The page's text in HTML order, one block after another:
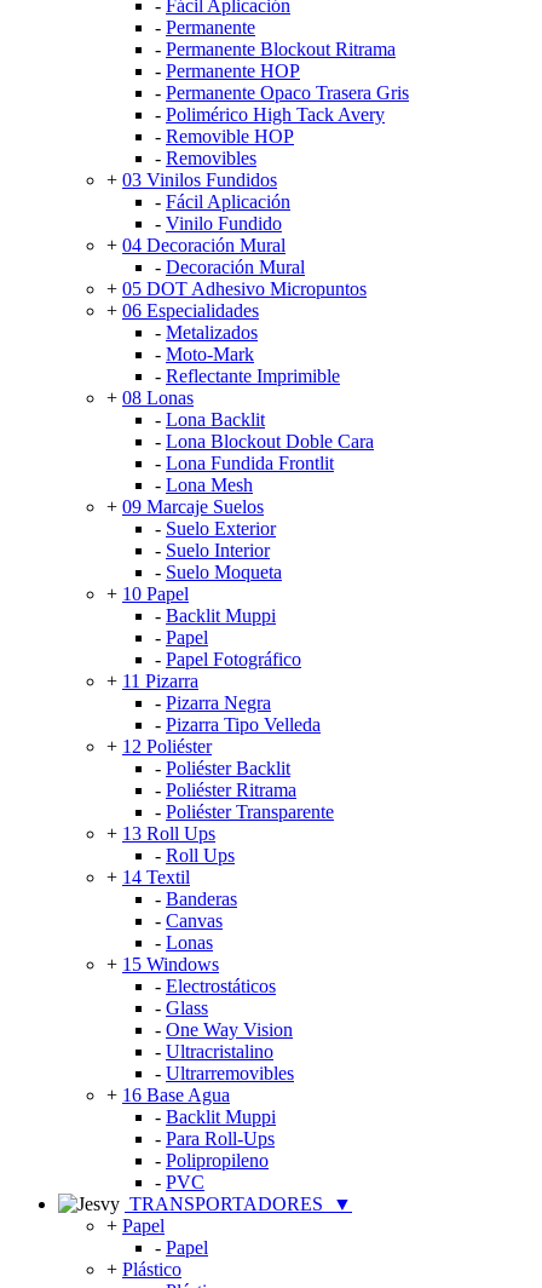
- Fácil Aplicación
- Permanente
- Permanente Blockout Ritrama
- Permanente HOP
- Permanente Opaco Trasera Gris
- Polimérico High Tack Avery
- Removible HOP
- Removibles
+ 03 Vinilos Fundidos
- Fácil Aplicación
- Vinilo Fundido
+ 04 Decoración Mural
- Decoración Mural
+ 05 DOT Adhesivo Micropuntos
+ 06 Especialidades
- Metalizados
- Moto-Mark
- Reflectante Imprimible
+ 08 Lonas
- Lona Backlit
- Lona Blockout Doble Cara
- Lona Fundida Frontlit
- Lona Mesh
+ 09 Marcaje Suelos
- Suelo Exterior
- Suelo Interior
- Suelo Moqueta
+ 10 Papel
- Backlit Muppi
- Papel
- Papel Fotográfico
+ 11 Pizarra
- Pizarra Negra
- Pizarra Tipo Velleda
+ 12 Poliéster
- Poliéster Backlit
- Poliéster Ritrama
- Poliéster Transparente
+ 13 Roll Ups
- Roll Ups
+ 14 Textil
- Banderas
- Canvas
- Lonas
+ 15 Windows
- Electrostáticos
- Glass
- One Way Vision
- Ultracristalino
- Ultrarremovibles
+ 16 Base Agua
- Backlit Muppi
- Para Roll-Ups
- Polipropileno
- PVC
TRANSPORTADORES
▼
+ Papel
- Papel
+ Plástico